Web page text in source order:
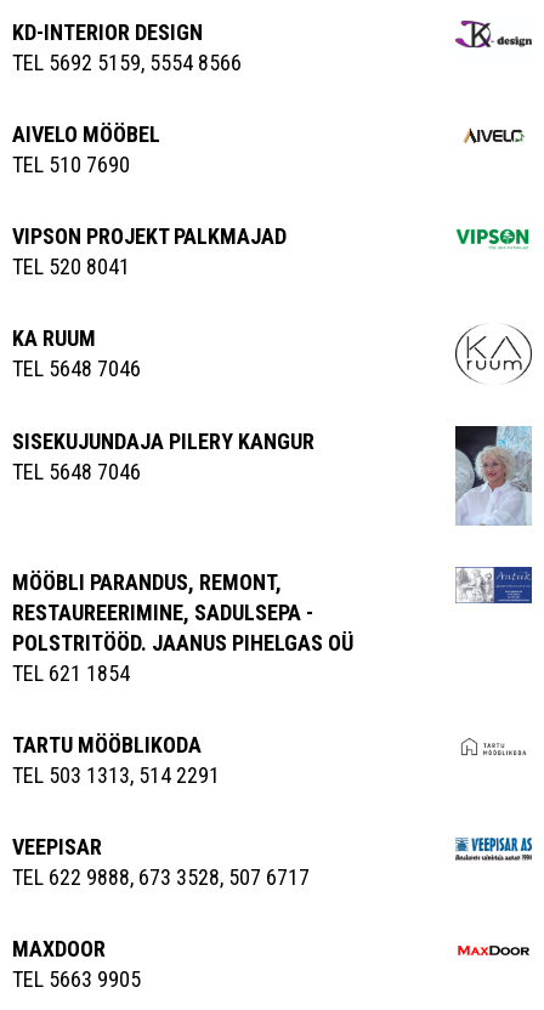
KD-INTERIOR DESIGN
TEL 5692 5159, 5554 8566
AIVELO MÖÖBEL
TEL 510 7690
VIPSON PROJEKT PALKMAJAD
TEL 520 8041
KA RUUM
TEL 5648 7046
SISEKUJUNDAJA PILERY KANGUR
TEL 5648 7046
MÖÖBLI PARANDUS, REMONT,
RESTAUREERIMINE, SADULSEPA -
POLSTRITÖÖD. JAANUS PIHELGAS OÜ
TEL 621 1854
TARTU MÖÖBLIKODA
TEL 503 1313, 514 2291
VEEPISAR
TEL 622 9888, 673 3528, 507 6717
MAXDOOR
TEL 5663 9905